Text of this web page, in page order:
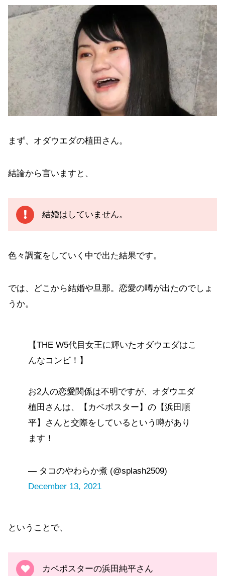
まず、オダウエダの植田さん。
結論から言いますと、
結婚はしていません。
色々調査をしていく中で出た結果です。
では、どこから結婚や旦那。恋愛の噂が出たのでしょ
うか。
【THE W5代目女王に輝いたオダウエダはこ
んなコンビ！】
お2人の恋愛関係は不明ですが、オダウエダ
植田さんは、【カベポスター】の【浜田順
平】さんと交際をしているという噂があり
ます！
— タコのやわらか煮 (@splash2509)
December 13, 2021
ということで、
カベポスターの浜田純平さん